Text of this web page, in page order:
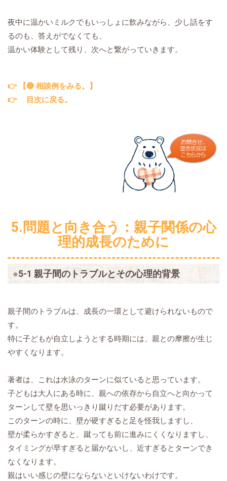
夜中に温かいミルクでもいっしょに飲みながら、少し話をす
るのも、答えがでなくても、
温かい体験として残り、次へと繋がっていきます。
👉 【🔵 相談例をみる。】
👉
目次に戻る。
5.問題と向き合う：親子関係の心
理的成長のために
5-1 親子間のトラブルとその心理的背景
親子間のトラブルは、成長の一環として避けられないもので
す。
特に子どもが自立しようとする時期には、親との摩擦が生じ
やすくなります。
著者は、これは水泳のターンに似ていると思っています。
子どもは大人にある時に、親への依存から自立へと向かって
ターンして壁を思いっきり蹴りだす必要があります。
このターンの時に、壁が硬すぎると足を怪我しますし、
壁が柔らかすぎると、蹴っても前に進みにくくなりますし、
タイミングが早すぎると届かないし、近すぎるとターンでき
なくなります。
親はいい感じの壁にならないといけないわけです。